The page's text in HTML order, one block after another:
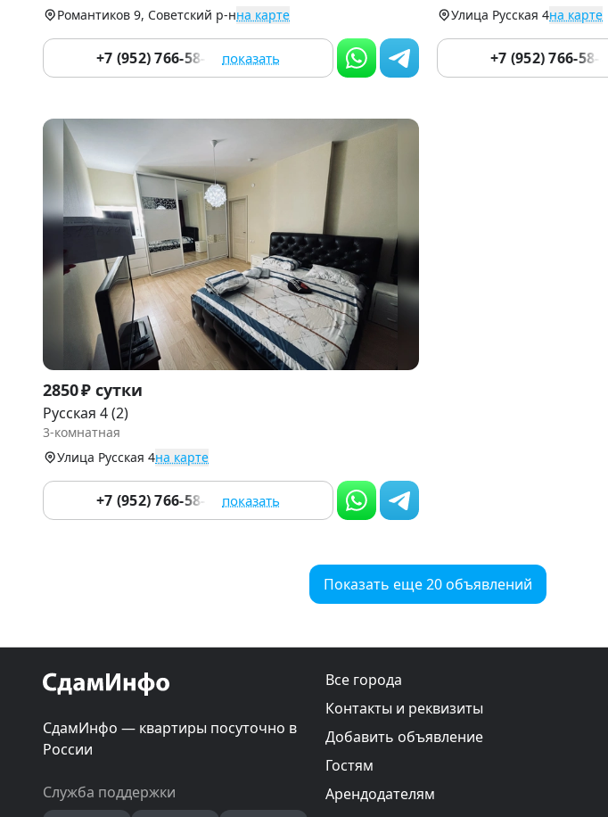
Романтиков 9, Советский р-нна карте
+7 (952) 766-58-33 показать
Улица Русская 4на карте
+7 (952) 766-58-33
Item
1
of
9
2850 ₽ сутки
Русская 4 (2)
3-комнатная
Улица Русская 4на карте
+7 (952) 766-58-33 показать
Показать еще 20 объявлений
СдамИнфо — квартиры посуточно в
России
Служба поддержки
Все города
Контакты и реквизиты
Добавить объявление
Гостям
Арендодателям